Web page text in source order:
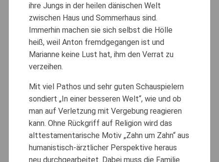
ihre Jungs in der heilen dänischen Welt
zwischen Haus und Sommerhaus sind.
Immerhin machen sie sich selbst die Hölle
heiß, weil Anton fremdgegangen ist und
Marianne keine Lust hat, ihm den Verrat zu
verzeihen.
Mit viel Pathos und sehr guten Schauspielern
sondiert „In einer besseren Welt“, wie und ob
man auf Verletzung mit Vergebung reagieren
kann. Ohne Rückgriff auf Religion wird das
alttestamentarische Motiv „Zahn um Zahn“ aus
humanistisch-ärztlicher Perspektive heraus
neu durchgearbeitet. Dabei muss die Familie